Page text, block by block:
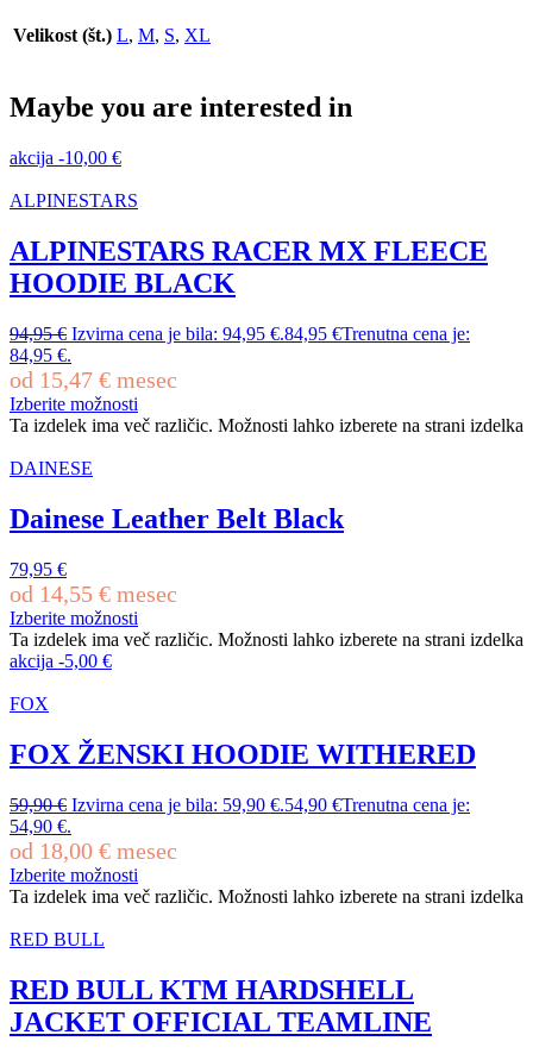
Velikost (št.) L, M, S, XL
Maybe you are interested in
akcija -10,00 €
ALPINESTARS
ALPINESTARS RACER MX FLEECE
HOODIE BLACK
94,95€ Izvirna cena je bila: 94,95 €.84,95 €Trenutna cena je:
84,95 €.
od 15,47 € mesec
Izberite možnosti
Ta izdelek ima več različic. Možnosti lahko izberete na strani izdelka
DAINESE
Dainese Leather Belt Black
79,95 €
od 14,55 € mesec
Izberite možnosti
Ta izdelek ima več različic. Možnosti lahko izberete na strani izdelka
akcija -5,00 €
FOX
FOX ŽENSKI HOODIE WITHERED
59,90€ Izvirna cena je bila: 59,90 €.54,90 €Trenutna cena je:
54,90 €.
od 18,00 € mesec
Izberite možnosti
Ta izdelek ima več različic. Možnosti lahko izberete na strani izdelka
RED BULL
RED BULL KTM HARDSHELL
JACKET OFFICIAL TEAMLINE